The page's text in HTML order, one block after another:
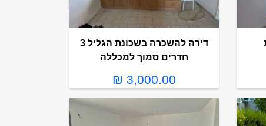
דירה להשכרה בשכונת הגליל 3
חדרים סמוך למכללה
3,000.00 ₪